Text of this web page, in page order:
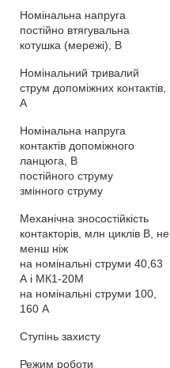
Номінальна напруга
постійно втягувальна
котушка (мережі), В
Номінальний тривалий
струм допоміжних контактів,
А
Номінальна напруга
контактів допоміжного
ланцюга, В
постійного струму
змінного струму
Механічна зносостійкість
контакторів, млн циклів В, не
менш ніж
на номінальні струми 40,63
А і МК1-20М
на номінальні струми 100,
160 А
Ступінь захисту
Режим роботи